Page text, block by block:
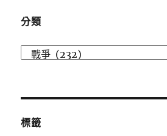
分類
標籤